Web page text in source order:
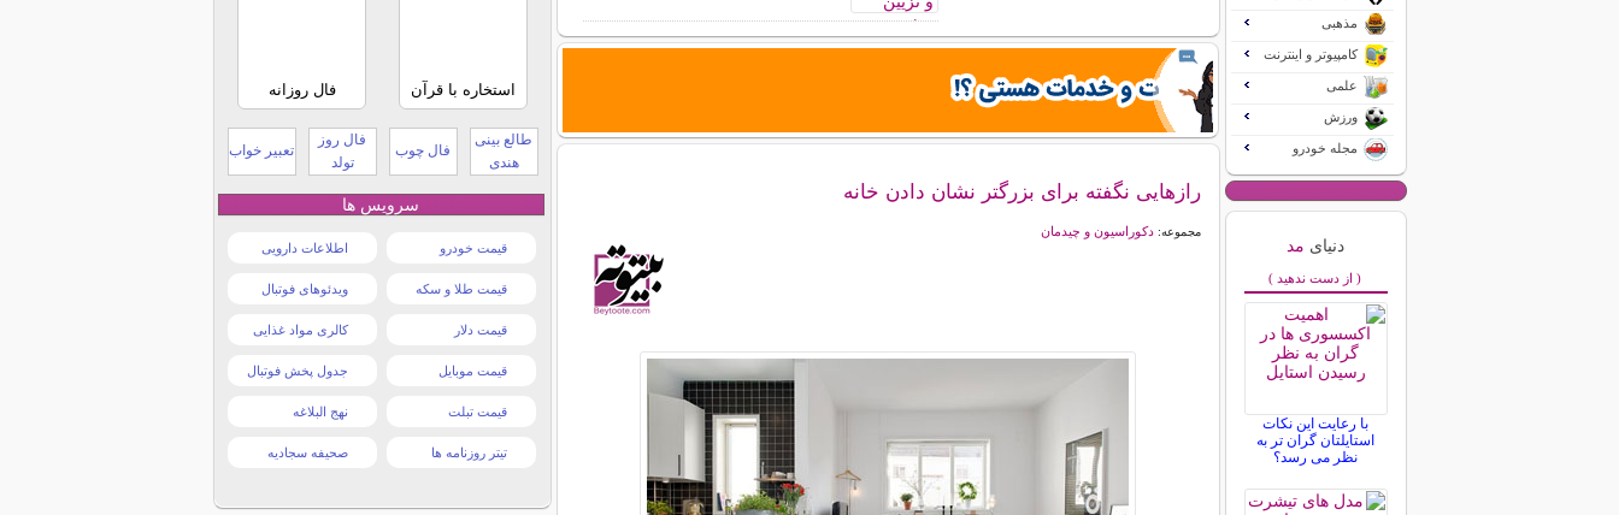
رازهایی نگفته برای بزرگتر نشان دادن خانه
مجموعه:دکوراسیون و چیدمان
مذهبی
کامپیوتر و اینترنت
علمی
ورزش
مجله خودرو
دنیای مد
( از دست ندهید )
با رعایت این نکات
استایلتان گران تر به
نظر می رسد؟
استخاره با قرآن فال روزانه
طالع بینی
هندی
فال چوب
فال روز
تولد
تعبیر خواب
سرویس ها
قیمت خودرو اطلاعات دارویی
قیمت طلا و سکه ویدئوهای فوتبال
قیمت دلار کالری مواد غذایی
قیمت موبایل جدول پخش فوتبال
قیمت تبلت نهج البلاغه
تیتر روزنامه ها صحیفه سجادیه